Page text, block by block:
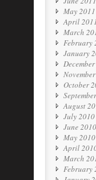
May 2011
April
March
February
January
October
August
July 2010
June 2010
May 2010
April
March
February